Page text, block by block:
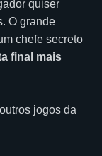
quiser
O grande
chefe secreto
final mais
jogos da